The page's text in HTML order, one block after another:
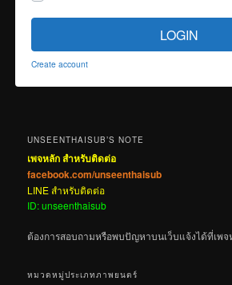
LOGIN
Create account
UNSEENTHAISUB’S NOTE
เพจหลัก สำหรับติดต่อ
facebook.com/unseenthaisub
LINE สำหรับติดต่อ
ID: unseenthaisub
ต้องการสอบถามหรือพบปัญหาบนเว็บแจ้งได้ที่เพจ
หมวดหมู่ประเภทภาพยนตร์